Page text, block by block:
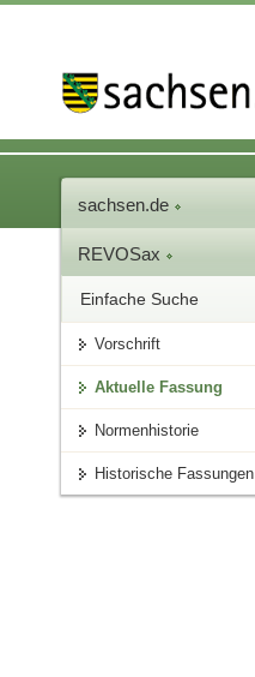
sachsen.de
REVOSax
Einfache Suche
Vorschrift
Aktuelle Fassung
Normenhistorie
Historische Fassungen